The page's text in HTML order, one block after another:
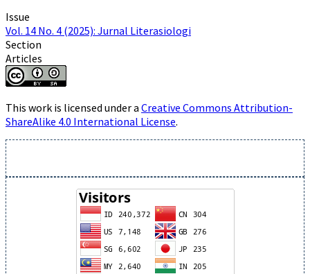
Issue
Vol. 14 No. 4 (2025): Jurnal Literasiologi
Section
Articles
This work is licensed under a Creative Commons Attribution-
ShareAlike 4.0 International License.